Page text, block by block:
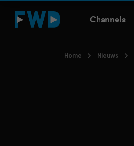
Channels
Home Nieuws